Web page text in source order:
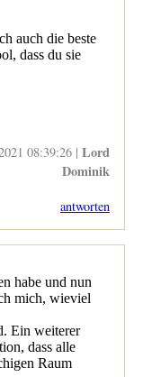
auch die beste
dass du sie
08:39:26 | Lord
Dominik
antworten
habe und nun
mich, wieviel
Ein weiterer
dass alle
Raum